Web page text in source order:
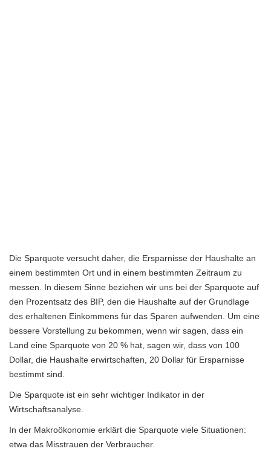
Die Sparquote versucht daher, die Ersparnisse der Haushalte an
einem bestimmten Ort und in einem bestimmten Zeitraum zu
messen. In diesem Sinne beziehen wir uns bei der Sparquote auf
den Prozentsatz des BIP, den die Haushalte auf der Grundlage
des erhaltenen Einkommens für das Sparen aufwenden. Um eine
bessere Vorstellung zu bekommen, wenn wir sagen, dass ein
Land eine Sparquote von 20 % hat, sagen wir, dass von 100
Dollar, die Haushalte erwirtschaften, 20 Dollar für Ersparnisse
bestimmt sind.
Die Sparquote ist ein sehr wichtiger Indikator in der
Wirtschaftsanalyse.
In der Makroökonomie erklärt die Sparquote viele Situationen:
etwa das Misstrauen der Verbraucher.